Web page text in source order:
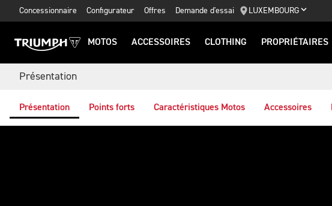
Concessionnaire Configurateur Offres Demande d'essai LUXEMBOURG
MOTOS ACCESSOIRES CLOTHING PROPRIÉTAIRES
Présentation
Présentation Points forts Caractéristiques Motos Accessoires